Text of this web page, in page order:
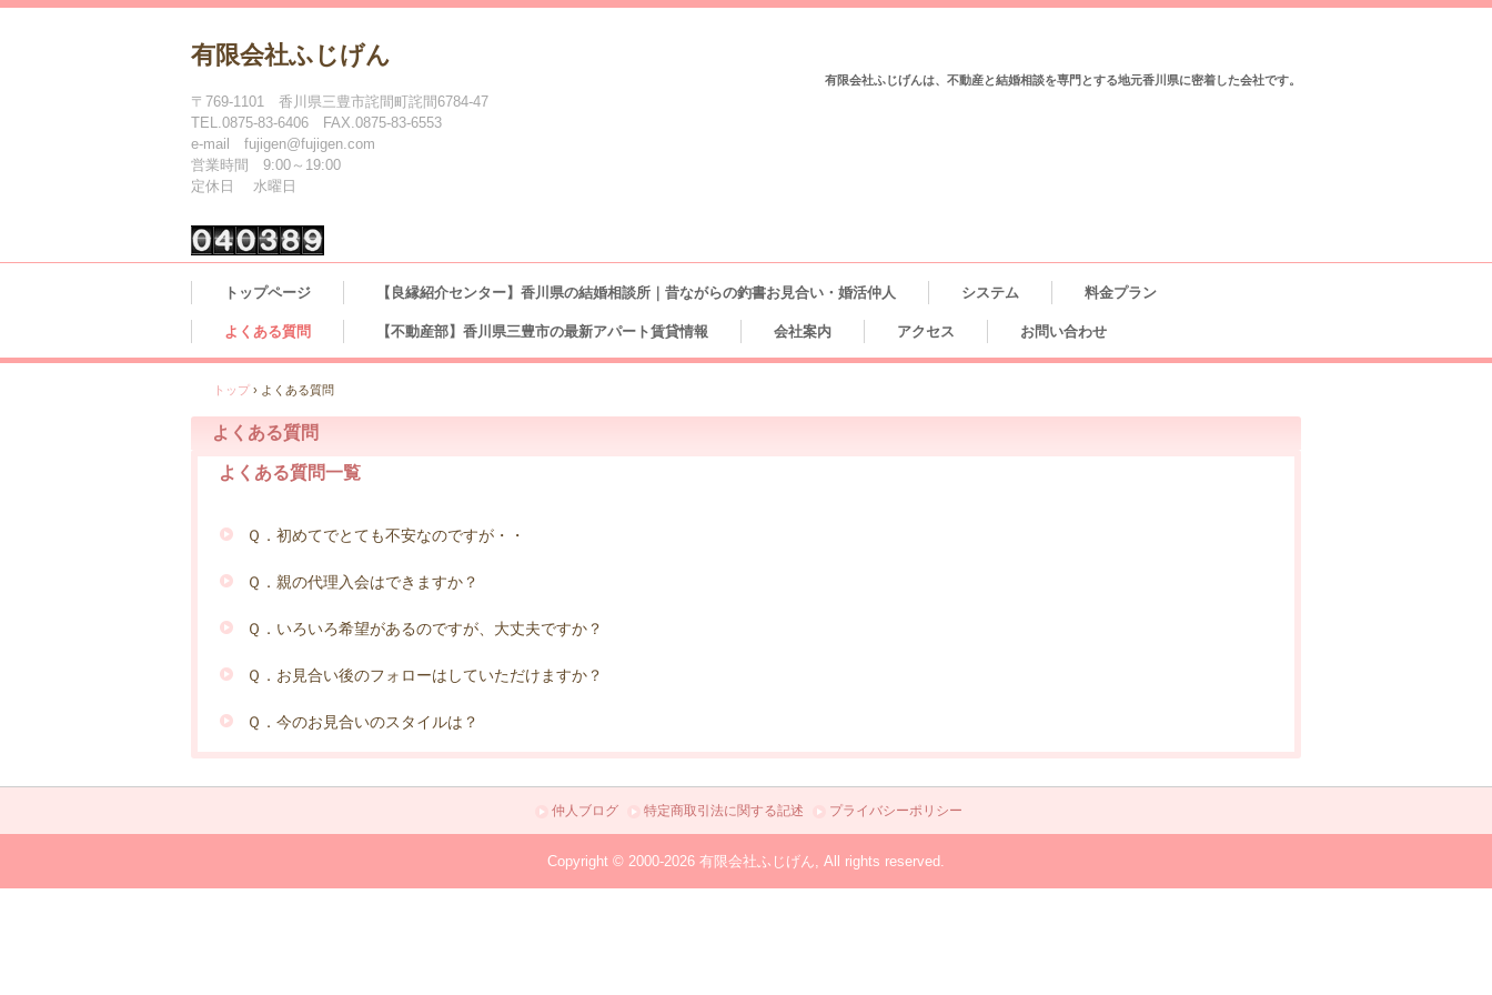
有限会社ふじげん
有限会社ふじげんは、不動産と結婚相談を専門とする地元香川県に密着した会社です。
〒769-1101 香川県三豊市詫間町詫間6784-47
TEL.0875-83-6406 FAX.0875-83-6553
e-mail fujigen@fujigen.com
営業時間 9:00～19:00
定休日 水曜日
トップページ 【良縁紹介センター】香川県の結婚相談所｜昔ながらの釣書お見合い・婚活仲人 システム 料金プラン
よくある質問 【不動産部】香川県三豊市の最新アパート賃貸情報 会社案内 アクセス お問い合わせ
トップ › よくある質問
よくある質問
よくある質問一覧
Ｑ．初めてでとても不安なのですが・・
Ｑ．親の代理入会はできますか？
Ｑ．いろいろ希望があるのですが、大丈夫ですか？
Ｑ．お見合い後のフォローはしていただけますか？
Ｑ．今のお見合いのスタイルは？
仲人ブログ 特定商取引法に関する記述 プライバシーポリシー
Copyright © 2000-2026 有限会社ふじげん, All rights reserved.